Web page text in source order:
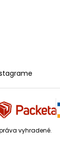
vyhradené.